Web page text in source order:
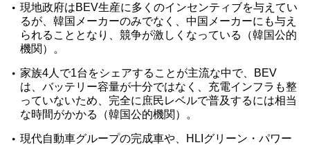
現地政府はBEV生産に多くのインセンティブを与えてい
るが、韓国メーカーのみでなく、中国メーカーにも与え
られることとなり、競争が激しくなっている（韓国公的
機関）。
家族4人で1台をシェアすることが主流な中で、BEV
は、バッテリー容量が十分ではなく、充電インフラも整
っていないため、完全に庶民レベルで普及するには相当
な時間がかかる（韓国公的機関）。
現代自動車グループの完成車や、HLIグリーン・パワー